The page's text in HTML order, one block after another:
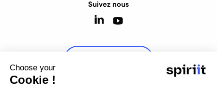
Suivez nous
Choose your
Cookie !